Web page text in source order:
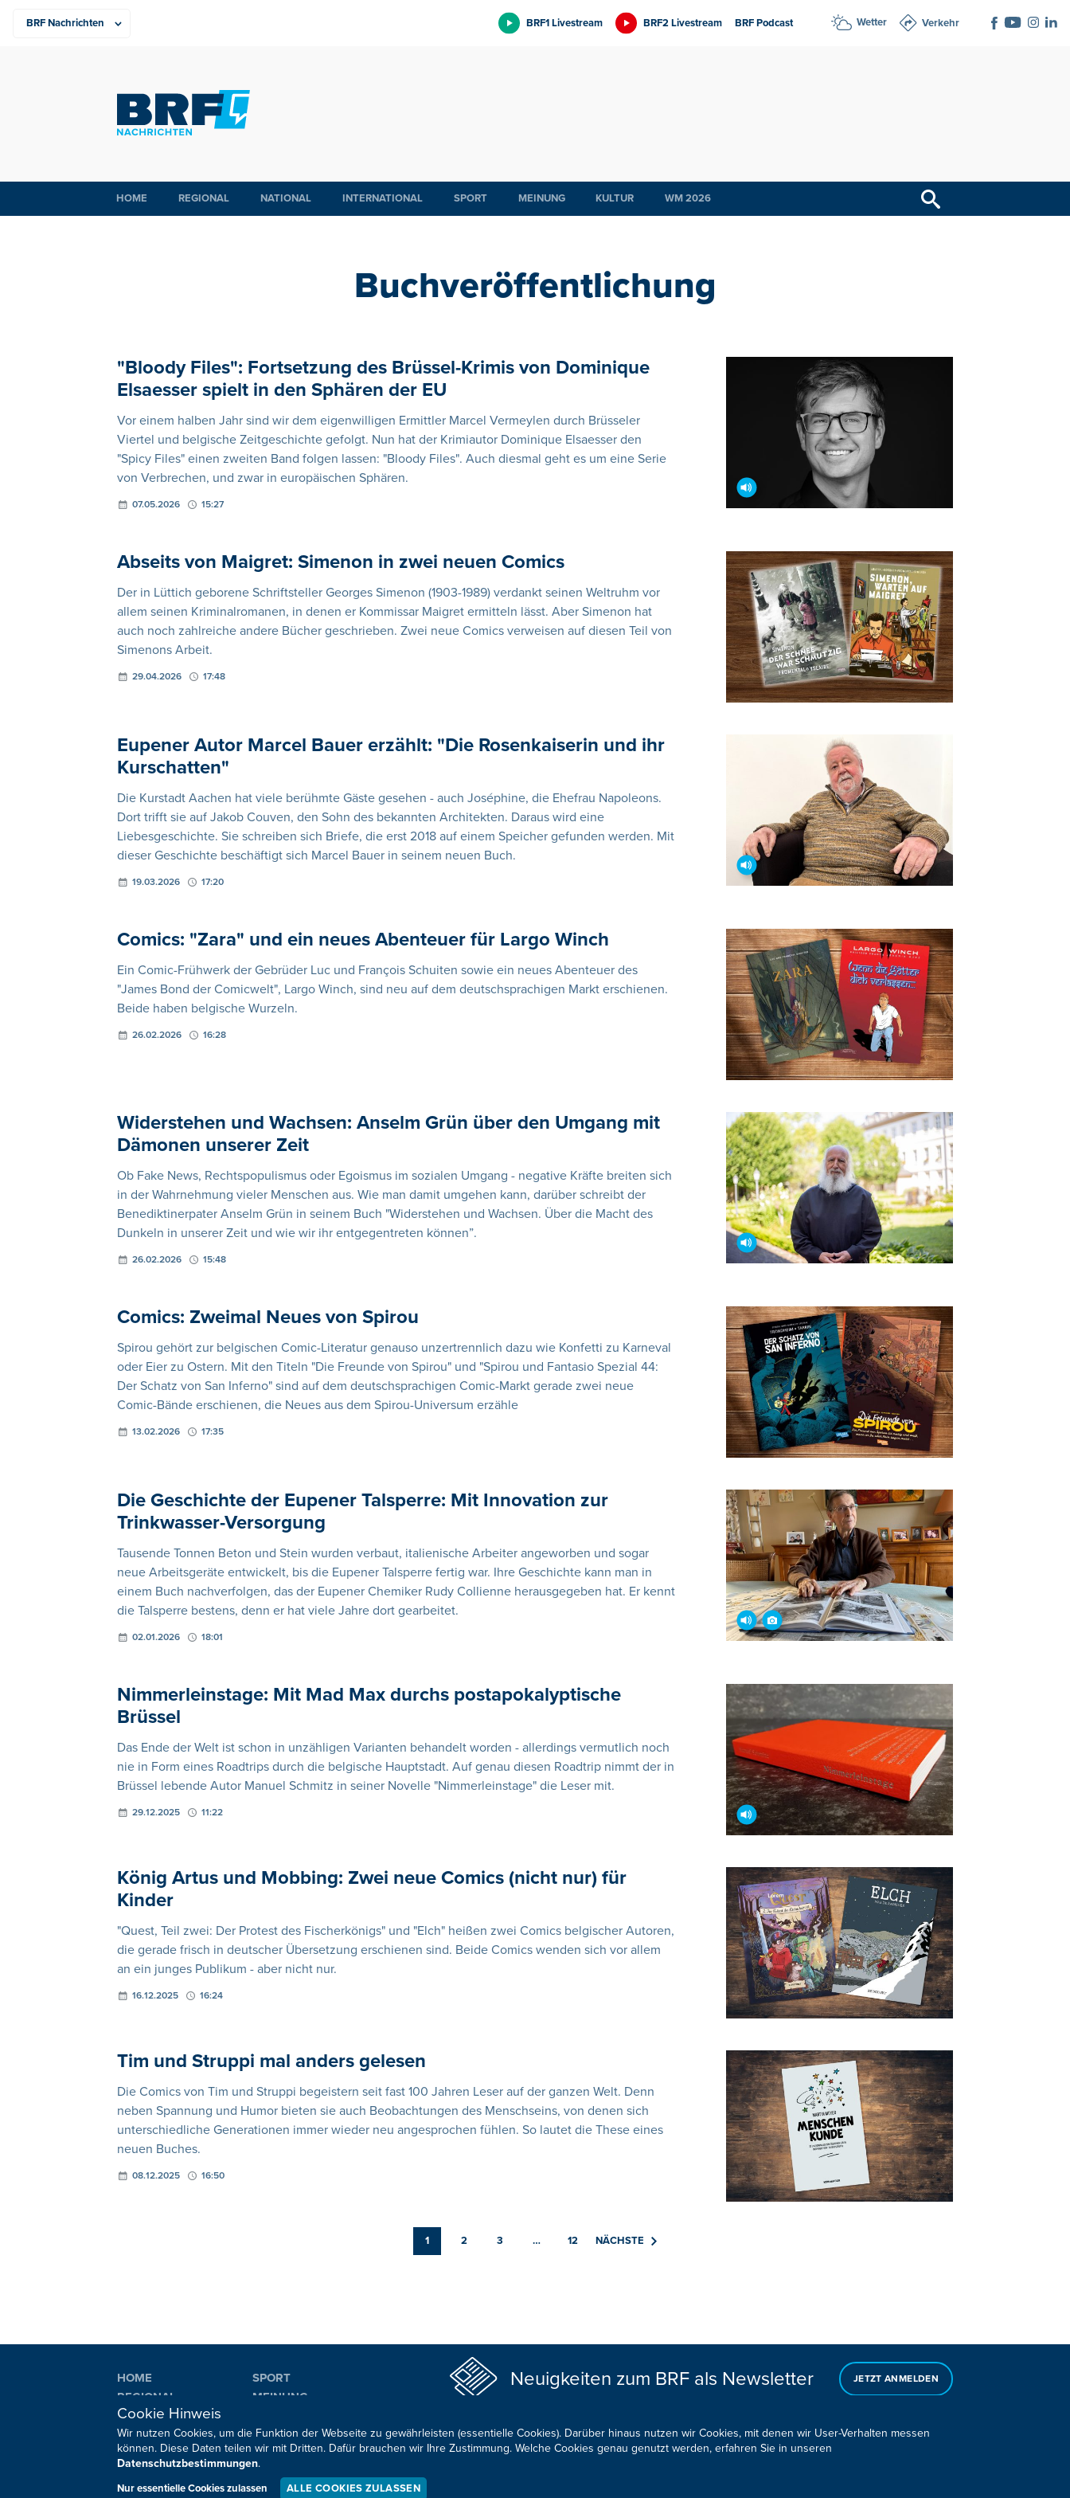
BRF1 Livestream BRF2 Livestream BRF Podcast Wetter Verkehr
HOME REGIONAL NATIONAL INTERNATIONAL SPORT MEINUNG KULTUR WM 2026
Buchveröffentlichung
"Bloody Files": Fortsetzung des Brüssel-Krimis von Dominique
Elsaesser spielt in den Sphären der EU
Vor einem halben Jahr sind wir dem eigenwilligen Ermittler Marcel Vermeylen durch Brüsseler
Viertel und belgische Zeitgeschichte gefolgt. Nun hat der Krimiautor Dominique Elsaesser den
"Spicy Files" einen zweiten Band folgen lassen: "Bloody Files". Auch diesmal geht es um eine Serie
von Verbrechen, und zwar in europäischen Sphären.
07.05.2026 15:27
Abseits von Maigret: Simenon in zwei neuen Comics
Der in Lüttich geborene Schriftsteller Georges Simenon (1903-1989) verdankt seinen Weltruhm vor
allem seinen Kriminalromanen, in denen er Kommissar Maigret ermitteln lässt. Aber Simenon hat
auch noch zahlreiche andere Bücher geschrieben. Zwei neue Comics verweisen auf diesen Teil von
Simenons Arbeit.
29.04.2026 17:48
Eupener Autor Marcel Bauer erzählt: "Die Rosenkaiserin und ihr
Kurschatten"
Die Kurstadt Aachen hat viele berühmte Gäste gesehen - auch Joséphine, die Ehefrau Napoleons.
Dort trifft sie auf Jakob Couven, den Sohn des bekannten Architekten. Daraus wird eine
Liebesgeschichte. Sie schreiben sich Briefe, die erst 2018 auf einem Speicher gefunden werden. Mit
dieser Geschichte beschäftigt sich Marcel Bauer in seinem neuen Buch.
19.03.2026 17:20
Comics: "Zara" und ein neues Abenteuer für Largo Winch
Ein Comic-Frühwerk der Gebrüder Luc und François Schuiten sowie ein neues Abenteuer des
"James Bond der Comicwelt", Largo Winch, sind neu auf dem deutschsprachigen Markt erschienen.
Beide haben belgische Wurzeln.
26.02.2026 16:28
Widerstehen und Wachsen: Anselm Grün über den Umgang mit
Dämonen unserer Zeit
Ob Fake News, Rechtspopulismus oder Egoismus im sozialen Umgang - negative Kräfte breiten sich
in der Wahrnehmung vieler Menschen aus. Wie man damit umgehen kann, darüber schreibt der
Benediktinerpater Anselm Grün in seinem Buch "Widerstehen und Wachsen. Über die Macht des
Dunkeln in unserer Zeit und wie wir ihr entgegentreten können”.
26.02.2026 15:48
Comics: Zweimal Neues von Spirou
Spirou gehört zur belgischen Comic-Literatur genauso unzertrennlich dazu wie Konfetti zu Karneval
oder Eier zu Ostern. Mit den Titeln "Die Freunde von Spirou" und "Spirou und Fantasio Spezial 44:
Der Schatz von San Inferno" sind auf dem deutschsprachigen Comic-Markt gerade zwei neue
Comic-Bände erschienen, die Neues aus dem Spirou-Universum erzähle
13.02.2026 17:35
Die Geschichte der Eupener Talsperre: Mit Innovation zur
Trinkwasser-Versorgung
Tausende Tonnen Beton und Stein wurden verbaut, italienische Arbeiter angeworben und sogar
neue Arbeitsgeräte entwickelt, bis die Eupener Talsperre fertig war. Ihre Geschichte kann man in
einem Buch nachverfolgen, das der Eupener Chemiker Rudy Collienne herausgegeben hat. Er kennt
die Talsperre bestens, denn er hat viele Jahre dort gearbeitet.
02.01.2026 18:01
Nimmerleinstage: Mit Mad Max durchs postapokalyptische
Brüssel
Das Ende der Welt ist schon in unzähligen Varianten behandelt worden - allerdings vermutlich noch
nie in Form eines Roadtrips durch die belgische Hauptstadt. Auf genau diesen Roadtrip nimmt der in
Brüssel lebende Autor Manuel Schmitz in seiner Novelle "Nimmerleinstage" die Leser mit.
29.12.2025 11:22
König Artus und Mobbing: Zwei neue Comics (nicht nur) für
Kinder
"Quest, Teil zwei: Der Protest des Fischerkönigs" und "Elch" heißen zwei Comics belgischer Autoren,
die gerade frisch in deutscher Übersetzung erschienen sind. Beide Comics wenden sich vor allem
an ein junges Publikum - aber nicht nur.
16.12.2025 16:24
Tim und Struppi mal anders gelesen
Die Comics von Tim und Struppi begeistern seit fast 100 Jahren Leser auf der ganzen Welt. Denn
neben Spannung und Humor bieten sie auch Beobachtungen des Menschseins, von denen sich
unterschiedliche Generationen immer wieder neu angesprochen fühlen. So lautet die These eines
neuen Buches.
08.12.2025 16:50
1 2 3 … 12 NÄCHSTE
HOME
REGIONAL
NATIONAL
INTERNATIONAL
SPORT
MEINUNG
WM 2026
Neuigkeiten zum BRF als Newsletter JETZT ANMELDEN
Sie haben noch Fragen oder Anmerkungen? KONTAKTIEREN SIE UNS!
Cookie Hinweis
Wir nutzen Cookies, um die Funktion der Webseite zu gewährleisten (essentielle Cookies). Darüber hinaus nutzen wir Cookies, mit denen wir User-Verhalten messen
können. Diese Daten teilen wir mit Dritten. Dafür brauchen wir Ihre Zustimmung. Welche Cookies genau genutzt werden, erfahren Sie in unseren
Datenschutzbestimmungen.
Nur essentielle Cookies zulassen ALLE COOKIES ZULASSEN